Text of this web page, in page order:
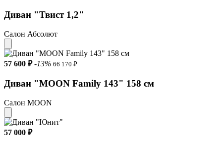
Диван "Твист 1,2"
Салон Абсолют
57 600 ₽ -13% 66 170 ₽
Диван "MOON Family 143" 158 см
Салон MOON
57 000 ₽